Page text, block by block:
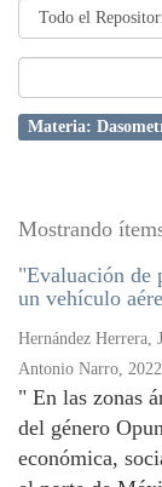
Materia:
Mostrando
"Evaluación de
un vehículo
Hernández Herrera,
Antonio Narro,
" En las zonas
del género
económica,